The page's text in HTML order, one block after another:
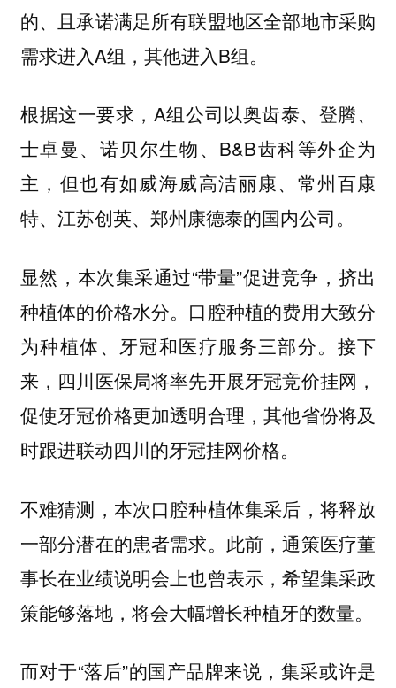
的、且承诺满足所有联盟地区全部地市采购
需求进入A组，其他进入B组。
根据这一要求，A组公司以奥齿泰、登腾、
士卓曼、诺贝尔生物、B&B齿科等外企为
主，但也有如威海威高洁丽康、常州百康
特、江苏创英、郑州康德泰的国内公司。
显然，本次集采通过“带量”促进竞争，挤出
种植体的价格水分。口腔种植的费用大致分
为种植体、牙冠和医疗服务三部分。接下
来，四川医保局将率先开展牙冠竞价挂网，
促使牙冠价格更加透明合理，其他省份将及
时跟进联动四川的牙冠挂网价格。
不难猜测，本次口腔种植体集采后，将释放
一部分潜在的患者需求。此前，通策医疗董
事长在业绩说明会上也曾表示，希望集采政
策能够落地，将会大幅增长种植牙的数量。
而对于“落后”的国产品牌来说，集采或许是